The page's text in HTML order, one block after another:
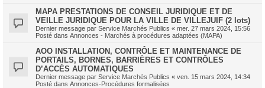
MAPA PRESTATIONS DE CONSEIL JURIDIQUE ET DE
VEILLE JURIDIQUE POUR LA VILLE DE VILLEJUIF (2 lots)
Dernier message par Service Marchés Publics « mer. 27 mars 2024, 15:56
Posté dans Annonces - Marchés à procédures adaptées (MAPA)
AOO INSTALLATION, CONTRÔLE ET MAINTENANCE DE
PORTAILS, BORNES, BARRIÈRES ET CONTRÔLES
D’ACCÈS AUTOMATIQUES
Dernier message par Service Marchés Publics « ven. 15 mars 2024, 14:34
Posté dans Annonces-Procédures formalisées